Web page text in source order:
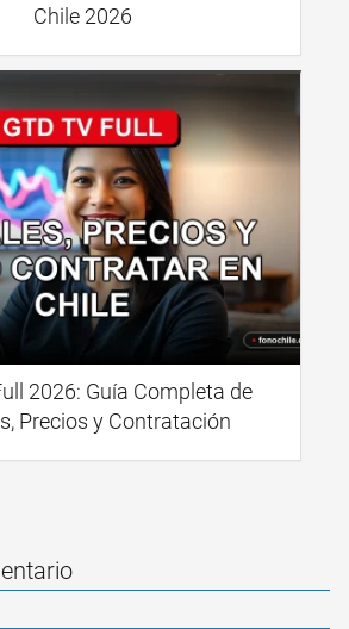
Chile 2026
2026: Guía Completa de
Precios y Contratación